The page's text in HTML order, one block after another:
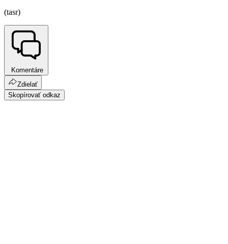
(tasr)
Komentáre
Zdielať
Skopírovať odkaz